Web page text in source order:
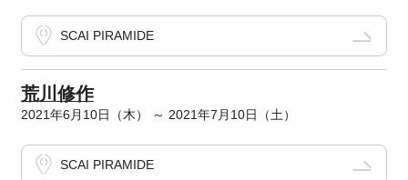
SCAI PIRAMIDE
荒川修作
2021年6月10日（木） ～ 2021年7月10日（土）
SCAI PIRAMIDE